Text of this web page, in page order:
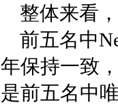
整体来看
前五名中
年保持一致
是前五名中